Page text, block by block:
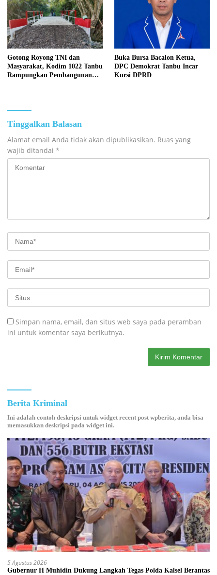
Gotong Royong TNI dan
Masyarakat, Kodim 1022 Tanbu
Rampungkan Pembangunan
Buka Bursa Bacalon Ketua,
DPC Demokrat Tanbu Incar
Kursi DPRD
Tinggalkan Balasan
Alamat email Anda tidak akan dipublikasikan. Ruas yang
wajib ditandai *
Simpan nama, email, dan situs web saya pada peramban
ini untuk komentar saya berikutnya.
Berita Kriminal
Ini adalah contoh deskripsi untuk widget recent post wpberita, anda bisa
memasukkan deskripsi pada widget ini.
5 Agustus 2026
Gubernur H Muhidin Dukung Langkah Tegas Polda Kalsel Berantas